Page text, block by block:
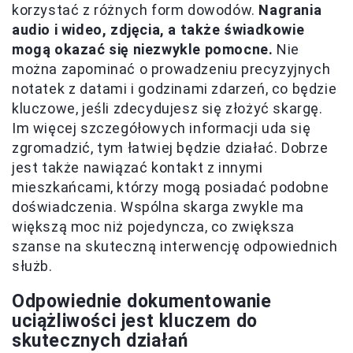
korzystać z różnych form dowodów. Nagrania
audio i wideo, zdjęcia, a także świadkowie
mogą okazać się niezwykle pomocne. Nie
można zapominać o prowadzeniu precyzyjnych
notatek z datami i godzinami zdarzeń, co będzie
kluczowe, jeśli zdecydujesz się złożyć skargę.
Im więcej szczegółowych informacji uda się
zgromadzić, tym łatwiej będzie działać. Dobrze
jest także nawiązać kontakt z innymi
mieszkańcami, którzy mogą posiadać podobne
doświadczenia. Wspólna skarga zwykle ma
większą moc niż pojedyncza, co zwiększa
szanse na skuteczną interwencję odpowiednich
służb.
Odpowiednie dokumentowanie
uciążliwości jest kluczem do
skutecznych działań